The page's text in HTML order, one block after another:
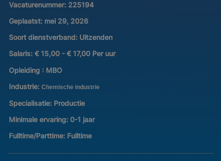
Vacaturenummer: 225194
Geplaatst: mei 29, 2026
Soort dienstverband: Uitzenden
Salaris: € 15,00 - € 17,00 Per uur
Opleiding : MBO
Industrie: Chemische industrie
Specialisatie: Productie
Minimale ervaring: 0-1 jaar
Fulltime/Parttime: Fulltime